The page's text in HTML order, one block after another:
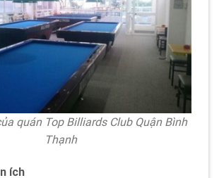
quán Top Billiards Club Quận Bình
Thạnh
ích